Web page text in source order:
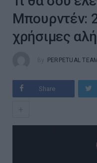
Μπουρντέν:
χρήσιμες
PERPETUAL TEAM
Share